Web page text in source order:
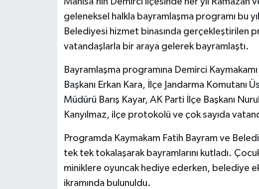
geleneksel halkla bayramlaşma programı bu
Belediyesi hizmet binasında gerçekleştirilen
vatandaşlarla bir araya gelerek bayramlaştı.
Bayramlaşma programına Demirci
Başkanı Erkan Kara, İlçe Jandarma Komutanı
Müdürü Barış Kayar, AK Parti İlçe Başkanı
Kanyılmaz, ilçe protokolü ve çok sayıda
Programda Kaymakam Fatih Bayram ve
tek tek tokalaşarak bayramlarını kutladı.
miniklere oyuncak hediye ederken, belediye
ikramında bulunuldu.